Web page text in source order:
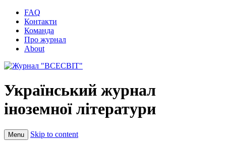
FAQ
Контакти
Команда
Про журнал
About
Український журнал
іноземної літератури
Menu Skip to content